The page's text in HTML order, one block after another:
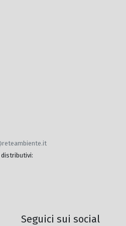
distributivi:
Seguici sui social